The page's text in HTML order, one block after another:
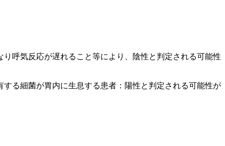
呼気反応が遅れること等により、陰性と判定される可能性
る細菌が胃内に生息する患者：陽性と判定される可能性が